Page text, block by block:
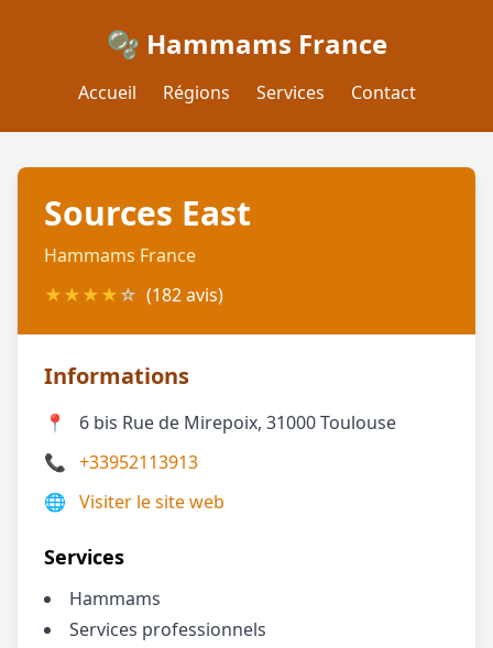
🫧 Hammams France
Accueil Régions Services Contact
Sources East
Hammams France
★★★★☆ (182 avis)
Informations
📍
6 bis Rue de Mirepoix, 31000 Toulouse
📞 +33952113913
🌐 Visiter le site web
Services
Hammams
Services professionnels